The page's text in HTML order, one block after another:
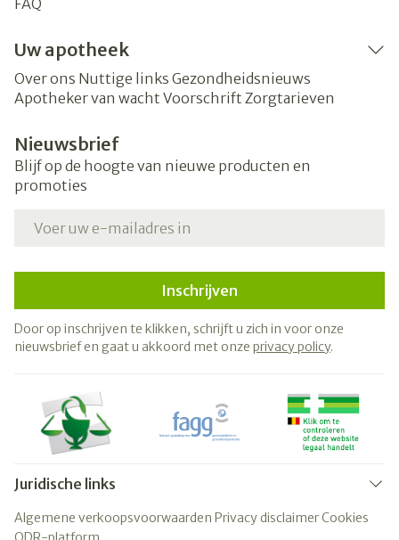
FAQ
Uw apotheek
Over ons Nuttige links Gezondheidsnieuws
Apotheker van wacht Voorschrift Zorgtarieven
Nieuwsbrief
Blijf op de hoogte van nieuwe producten en
promoties
Inschrijven
Door op inschrijven te klikken, schrijft u zich in voor onze
nieuwsbrief en gaat u akkoord met onze privacy policy.
Juridische links
Algemene verkoopsvoorwaarden Privacy disclaimerCookies